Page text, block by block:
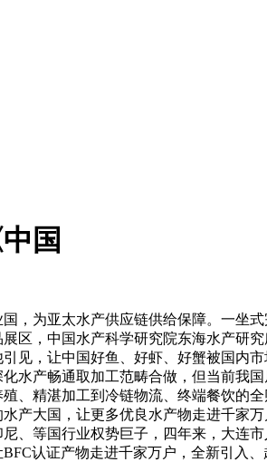
国
为亚太水产供应链供给保障。一坐
区，中国水产科学研究院东海水产研
见，让中国好鱼、好虾、好蟹被国内
水产畅通取加工范畴合做，但当前我
精湛加工到冷链物流、终端餐饮的
产大国，让更多优良水产物走进千家
等国行业权势巨子，四年来，大连
认证产物走进千家万户，全新引入